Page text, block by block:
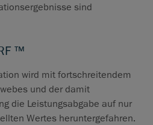
sind
™
wird mit fortschreitendem
und der damit
die Leistungsabgabe auf nur
Wertes heruntergefahren.